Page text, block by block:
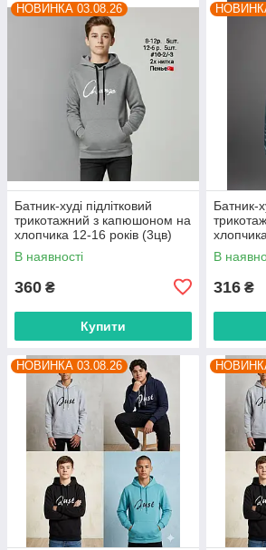
НОВИНКА 03.08.26
Батник-худі підлітковий
трикотажний з капюшоном на
хлопчика 12-16 років (3цв)
"MIX" недорого від прямого
постачальника
В наявності
360 ₴
Купити
Батник-
"MIX"
В
316 ₴
НОВИНКА 03.08.26